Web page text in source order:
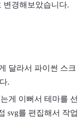
변경해보았습니다.
달라서 파이썬 스크
.
게 이뻐서 테마를 선
svg를 편집해서 작업